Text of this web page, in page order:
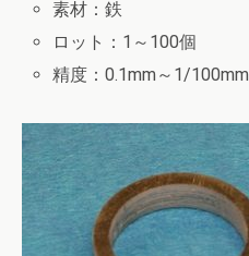
素材：鉄
ロット：1～100個
精度：0.1mm～1/100mm